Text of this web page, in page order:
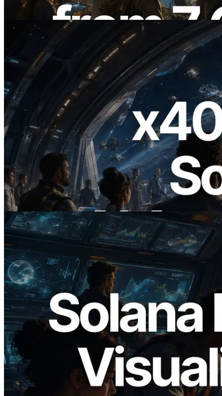
Đọc bài viết này
2026.07.04
ERPC ra mắt Solana RPC hỗ trợ x402 —
Mở ra thời đại AI Agent trả tiền theo nhu
cầu cho API cần dùng
Đọc bài viết này
2026.05.24
Validators Solutions ra mắt Solana Block
Analyzer — Trực quan hóa thời gian tạo
block và validator phụ trách theo từng
slot